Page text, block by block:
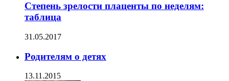
Степень зрелости плаценты по неделям:
таблица
31.05.2017
Родителям о детях
13.11.2015